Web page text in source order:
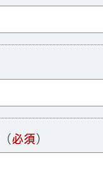
（必須 ）